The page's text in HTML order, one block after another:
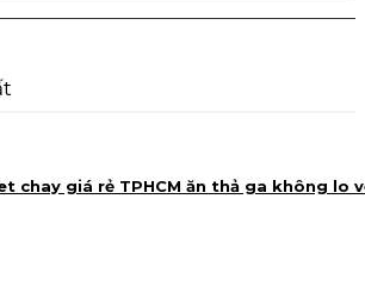
chay giá rẻ TPHCM ăn thả ga không lo